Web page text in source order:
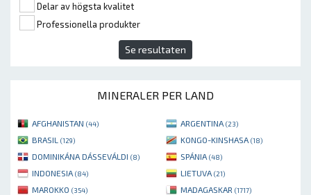
Delar av högsta kvalitet
Professionella produkter
Se resultaten
MINERALER PER LAND
AFGHANISTAN (44) ARGENTINA (23)
BRASIL (129) KONGO-KINSHASA (18)
DOMINIKÁNA DÁSSEVÁLDI (8) SPÁNIA (48)
INDONESIA (84) LIETUVA (21)
MAROKKO (354) MADAGASKAR (1717)